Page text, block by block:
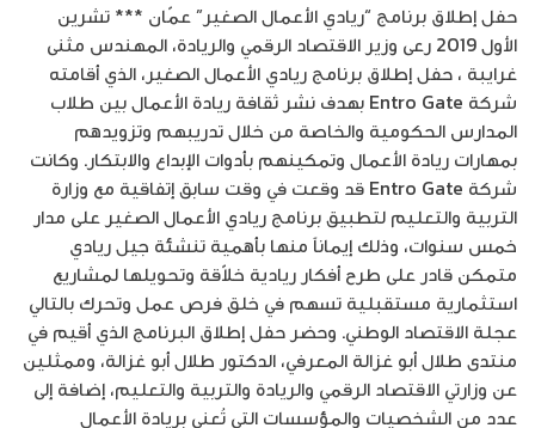
حفل إطلاق برنامج “ريادي الأعمال الصغير” عمّان *** تشرين
الأول 2019 رعى وزير الاقتصاد الرقمي والريادة، المهندس مثنى
غرايبة ، حفل إطلاق برنامج ريادي الأعمال الصغير، الذي أقامته
شركة Entro Gate بهدف نشر ثقافة ريادة الأعمال بين طلاب
المدارس الحكومية والخاصة من خلال تدريبهم وتزويدهم
بمهارات ريادة الأعمال وتمكينهم بأدوات الإبداع والابتكار. وكانت
شركة Entro Gate قد وقعت في وقت سابق إتفاقية مع وزارة
التربية والتعليم لتطبيق برنامج ريادي الأعمال الصغير على مدار
خمس سنوات، وذلك إيماناً منها بأهمية تنشئة جيل ريادي
متمكن قادر على طرح أفكار ريادية خلاّقة وتحويلها لمشاريع
استثمارية مستقبلية تسهم في خلق فرص عمل وتحرك بالتالي
عجلة الاقتصاد الوطني. وحضر حفل إطلاق البرنامج الذي أقيم في
منتدى طلال أبو غزالة المعرفي، الدكتور طلال أبو غزالة، وممثلين
عن وزارتي الاقتصاد الرقمي والريادة والتربية والتعليم، إضافة إلى
عدد من الشخصيات والمؤسسات التي تُعنى بريادة الأعمال